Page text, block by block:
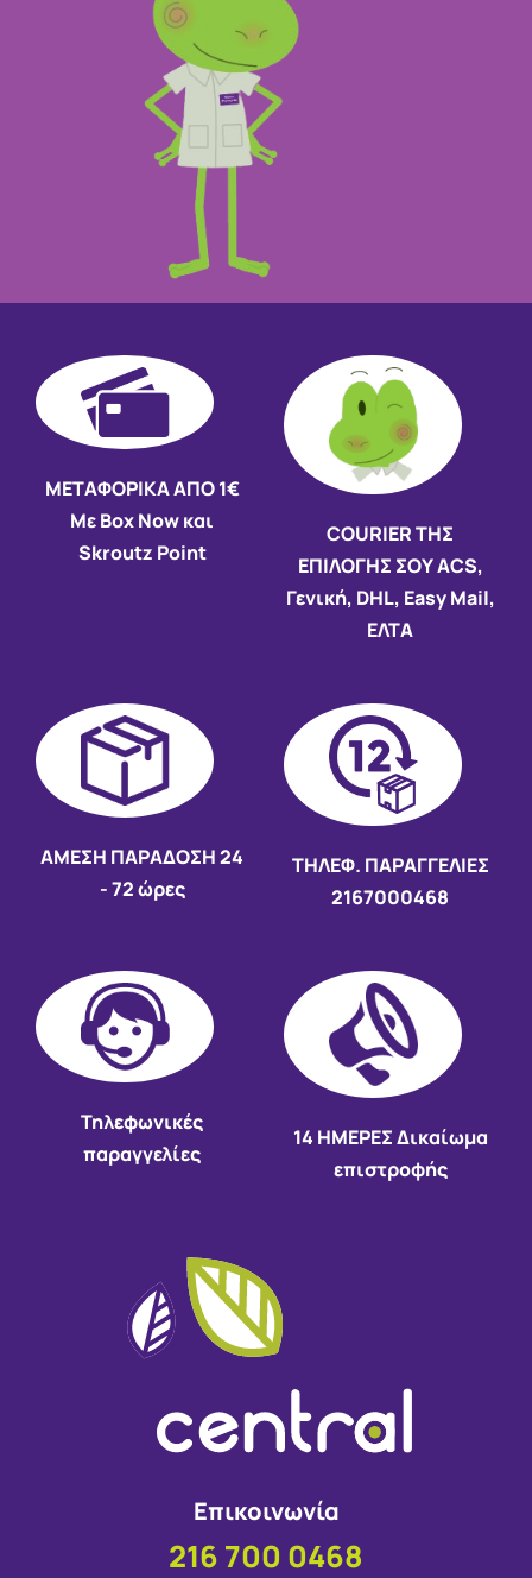
ΜΕΤΑΦΟΡΙΚΑ ΑΠΟ 1€
Με Box Now και
Skroutz Point
COURIER ΤΗΣ
ΕΠΙΛΟΓΗΣ ΣΟΥ ACS,
Γενική, DHL, Easy Mail,
ΕΛΤΑ
AMEΣΗ ΠΑΡΑΔΟΣΗ24
- 72 ώρες
ΤΗΛΕΦ. ΠΑΡΑΓΓΕΛΙΕΣ
2167000468
Τηλεφωνικές
παραγγελίες
14 HMEΡΕΣ Δικαίωμα
επιστροφής
Επικοινωνία
216 700 0468